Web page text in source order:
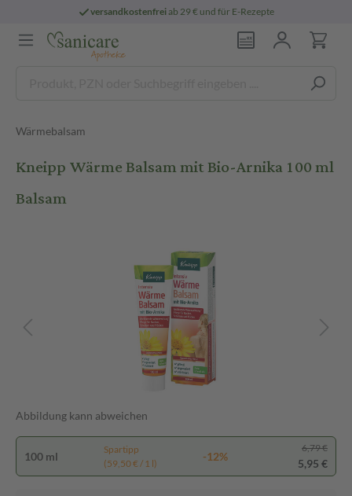
versandkostenfreiab 29 € und für E-Rezepte
Wärmebalsam
Kneipp Wärme Balsam mit Bio-Arnika 100 ml
Balsam
Abbildung kann abweichen
100 ml
Spartipp
(59,50 € / 1 l)
-12%
6,79 €
5,95 €